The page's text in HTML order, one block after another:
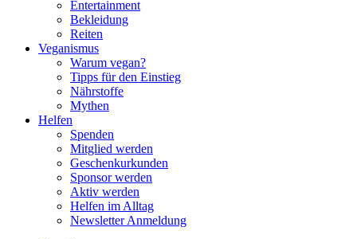
Entertainment
Bekleidung
Reiten
Veganismus
Warum vegan?
Tipps für den Einstieg
Nährstoffe
Mythen
Helfen
Spenden
Mitglied werden
Geschenkurkunden
Sponsor werden
Aktiv werden
Helfen im Alltag
Newsletter Anmeldung